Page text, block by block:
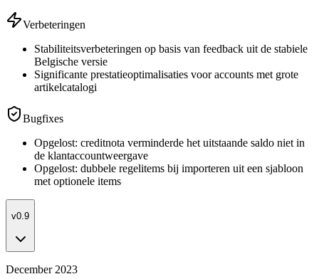
Verbeteringen
Stabiliteitsverbeteringen op basis van feedback uit de stabiele
Belgische versie
Significante prestatieoptimalisaties voor accounts met grote
artikelcatalogi
Bugfixes
Opgelost: creditnota verminderde het uitstaande saldo niet in
de klantaccountweergave
Opgelost: dubbele regelitems bij importeren uit een sjabloon
met optionele items
v0.9
December 2023